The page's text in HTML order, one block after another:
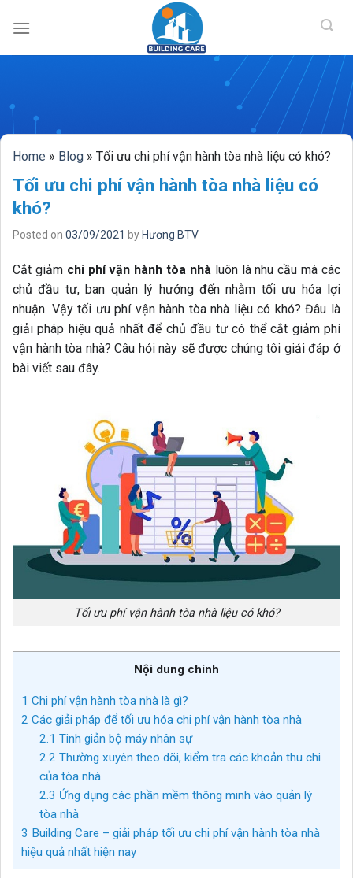
BUILDING
Home » Blog » Tối ưu chi phí vận hành tòa nhà liệu có khó?
Tối ưu chi phí vận hành tòa nhà liệu có
khó?
Posted on 03/09/2021 by Hương BTV
Cắt giảm chi phí vận hành tòa nhàluôn là nhu cầu mà các
chủ đầu tư, ban quản lý hướng đến nhằm tối ưu hóa lợi
nhuận. Vậy tối ưu phí vận hành tòa nhà liệu có khó? Đâu là
giải pháp hiệu quả nhất để chủ đầu tư có thể cắt giảm phí
vận hành tòa nhà? Câu hỏi này sẽ được chúng tôi giải đáp ở
bài viết sau đây.
Tối ưu phí vận hành tòa nhà liệu có khó?
Nội dung chính
1 Chi phí vận hành tòa nhà là gì?
2 Các giải pháp để tối ưu hóa chi phí vận hành tòa nhà
2.1 Tinh giản bộ máy nhân sự
2.2 Thường xuyên theo dõi, kiểm tra các khoản thu chi
của tòa nhà
2.3 Ứng dụng các phần mềm thông minh vào quản lý
tòa nhà
3 Building Care – giải pháp tối ưu chi phí vận hành tòa nhà
hiệu quả nhất hiện nay